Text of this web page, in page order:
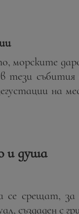
морските
тези събития
на
и душа
срещат, за
създаден с